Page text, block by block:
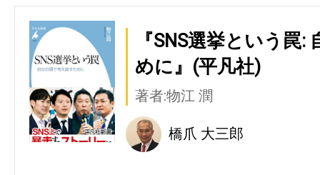
『SNS選挙という罠
めに』(平凡社)
著者:物江 潤
橋爪 大三郎